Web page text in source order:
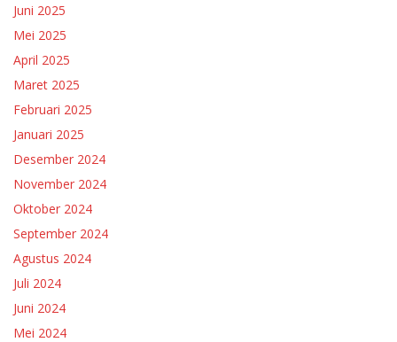
Juni 2025
Mei 2025
April 2025
Maret 2025
Februari 2025
Januari 2025
Desember 2024
November 2024
Oktober 2024
September 2024
Agustus 2024
Juli 2024
Juni 2024
Mei 2024